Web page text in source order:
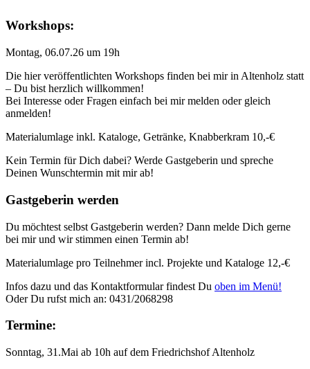
Workshops:
Montag, 06.07.26 um 19h
Die hier veröffentlichten Workshops finden bei mir in Altenholz statt
– Du bist herzlich willkommen!
Bei Interesse oder Fragen einfach bei mir melden oder gleich
anmelden!
Materialumlage inkl. Kataloge, Getränke, Knabberkram 10,-€
Kein Termin für Dich dabei? Werde Gastgeberin und spreche
Deinen Wunschtermin mit mir ab!
Gastgeberin werden
Du möchtest selbst Gastgeberin werden? Dann melde Dich gerne
bei mir und wir stimmen einen Termin ab!
Materialumlage pro Teilnehmer incl. Projekte und Kataloge 12,-€
Infos dazu und das Kontaktformular findest Du oben im Menü!
Oder Du rufst mich an: 0431/2068298
Termine:
Sonntag, 31.Mai ab 10h auf dem Friedrichshof Altenholz